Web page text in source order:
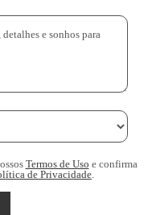
Termos de Uso
de Privacidade